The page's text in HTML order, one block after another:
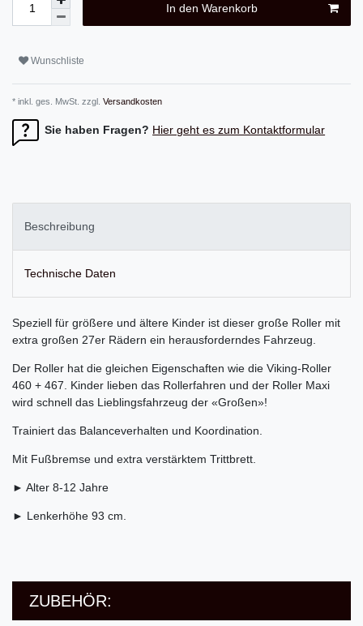
In den Warenkorb
Wunschliste
* inkl. ges. MwSt. zzgl. Versandkosten
Sie haben Fragen? Hier geht es zum Kontaktformular
Beschreibung
Technische Daten
Speziell für größere und ältere Kinder ist dieser große Roller mit
extra großen 27er Rädern ein herausforderndes Fahrzeug.
Der Roller hat die gleichen Eigenschaften wie die Viking-Roller
460 + 467. Kinder lieben das Rollerfahren und der Roller Maxi
wird schnell das Lieblingsfahrzeug der «Großen»!
Trainiert das Balanceverhalten und Koordination.
Mit Fußbremse und extra verstärktem Trittbrett.
► Alter 8-12 Jahre
► Lenkerhöhe 93 cm.
ZUBEHÖR: